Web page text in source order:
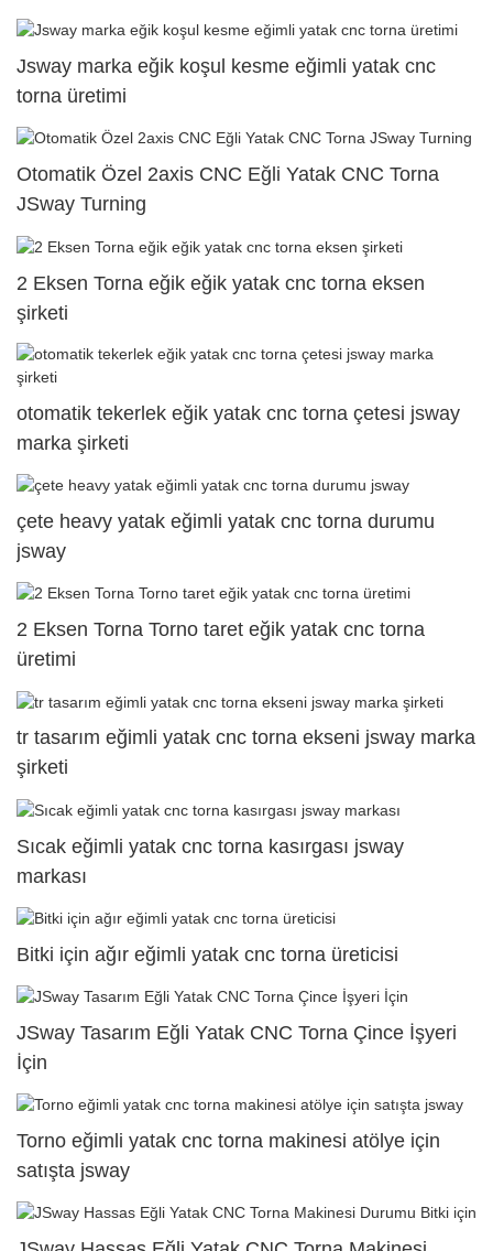
Jsway marka eğik koşul kesme eğimli yatak cnc
torna üretimi
Otomatik Özel 2axis CNC Eğli Yatak CNC Torna
JSway Turning
2 Eksen Torna eğik eğik yatak cnc torna eksen
şirketi
otomatik tekerlek eğik yatak cnc torna çetesi jsway
marka şirketi
çete heavy yatak eğimli yatak cnc torna durumu
jsway
2 Eksen Torna Torno taret eğik yatak cnc torna
üretimi
tr tasarım eğimli yatak cnc torna ekseni jsway marka
şirketi
Sıcak eğimli yatak cnc torna kasırgası jsway
markası
Bitki için ağır eğimli yatak cnc torna üreticisi
JSway Tasarım Eğli Yatak CNC Torna Çince İşyeri
İçin
Torno eğimli yatak cnc torna makinesi atölye için
satışta jsway